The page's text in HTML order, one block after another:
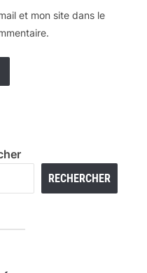
et mon site dans le
RECHERCHER